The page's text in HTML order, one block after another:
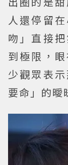
人還停留
吻」直接
到極限，
少觀眾表
要命」的曖